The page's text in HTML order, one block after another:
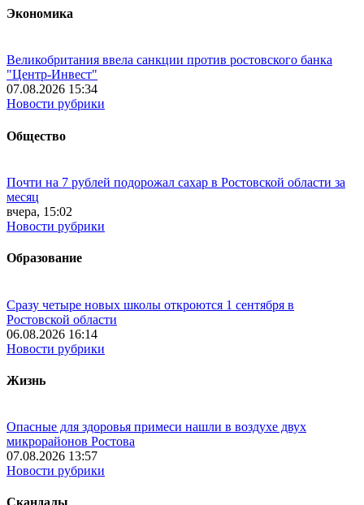
Экономика
Великобритания ввела санкции против ростовского банка
"Центр-Инвест"
07.08.2026 15:34
Новости рубрики
Общество
Почти на 7 рублей подорожал сахар в Ростовской области за
месяц
вчера, 15:02
Новости рубрики
Образование
Сразу четыре новых школы откроются 1 сентября в
Ростовской области
06.08.2026 16:14
Новости рубрики
Жизнь
Опасные для здоровья примеси нашли в воздухе двух
микрорайонов Ростова
07.08.2026 13:57
Новости рубрики